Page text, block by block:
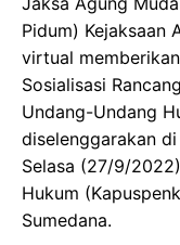
Pidum) Kejaksaan
virtual
Sosialisasi
Undang-Undang
diselenggarakan
Selasa (27/9/
Hukum
Sumedana.